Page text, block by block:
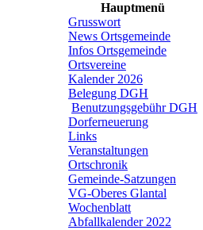
Hauptmenü
Grusswort
News Ortsgemeinde
Infos Ortsgemeinde
Ortsvereine
Kalender 2026
Belegung DGH
Benutzungsgebühr DGH
Dorferneuerung
Links
Veranstaltungen
Ortschronik
Gemeinde-Satzungen
VG-Oberes Glantal
Wochenblatt
Abfallkalender 2022